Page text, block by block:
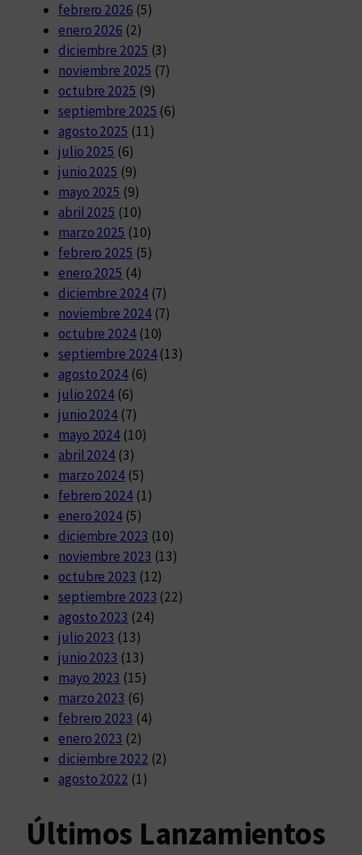
febrero 2026 (5)
enero 2026 (2)
diciembre 2025 (3)
noviembre 2025 (7)
octubre 2025 (9)
septiembre 2025 (6)
agosto 2025 (11)
julio 2025 (6)
junio 2025 (9)
mayo 2025 (9)
abril 2025 (10)
marzo 2025 (10)
febrero 2025 (5)
enero 2025 (4)
diciembre 2024(7)
noviembre 2024(7)
octubre 2024(10)
septiembre 2024(13)
agosto 2024(6)
julio 2024 (6)
junio 2024 (7)
mayo 2024 (10)
abril 2024 (3)
marzo 2024 (5)
febrero 2024(1)
enero 2024 (5)
diciembre 2023 (10)
noviembre 2023 (13)
octubre 2023 (12)
septiembre 2023 (22)
agosto 2023 (24)
julio 2023 (13)
junio 2023 (13)
mayo 2023 (15)
marzo 2023 (6)
febrero 2023 (4)
enero 2023 (2)
diciembre 2022 (2)
agosto 2022 (1)
Últimos Lanzamientos